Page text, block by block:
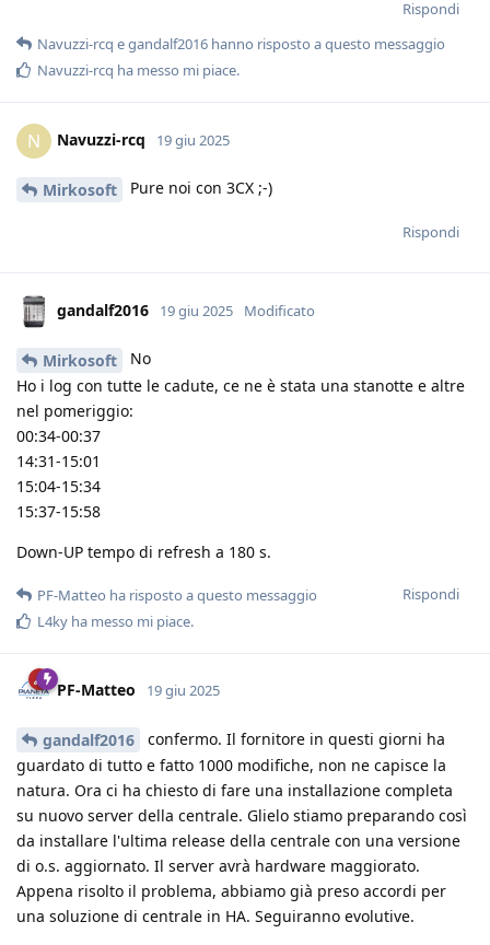
Rispondi
Navuzzi-rcq egandalf2016 hanno risposto a questo messaggio
Navuzzi-rcq ha messo mi piace.
N Navuzzi-rcq 19 giu 2025
Mirkosoft Pure noi con 3CX ;-)
Rispondi
gandalf2016 19 giu 2025 Modificato
Mirkosoft
No
Ho i log con tutte le cadute, ce ne è stata una stanotte e altre
nel pomeriggio:
00:34-00:37
14:31-15:01
15:04-15:34
15:37-15:58
Down-UP tempo di refresh a 180 s.
Rispondi
PF-Matteo ha risposto a questo messaggio
L4ky ha messo mi piace.
PF-Matteo 19 giu 2025
gandalf2016
confermo. Il fornitore in questi giorni ha
guardato di tutto e fatto 1000 modifiche, non ne capisce la
natura. Ora ci ha chiesto di fare una installazione completa
su nuovo server della centrale. Glielo stiamo preparando così
da installare l'ultima release della centrale con una versione
di o.s. aggiornato. Il server avrà hardware maggiorato.
Appena risolto il problema, abbiamo già preso accordi per
una soluzione di centrale in HA. Seguiranno evolutive.